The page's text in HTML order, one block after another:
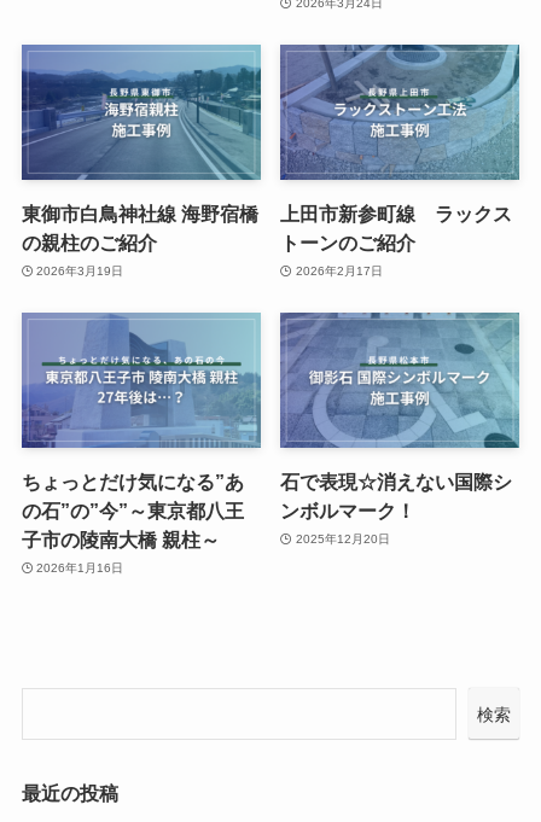
2026年3月24日
東御市白鳥神社線 海野宿橋
の親柱のご紹介
2026年3月19日
上田市新参町線 ラックス
トーンのご紹介
2026年2月17日
ちょっとだけ気になる”あ
の石”の”今”～東京都八王
子市の陵南大橋 親柱～
2026年1月16日
石で表現☆消えない国際シ
ンボルマーク！
2025年12月20日
検索
最近の投稿